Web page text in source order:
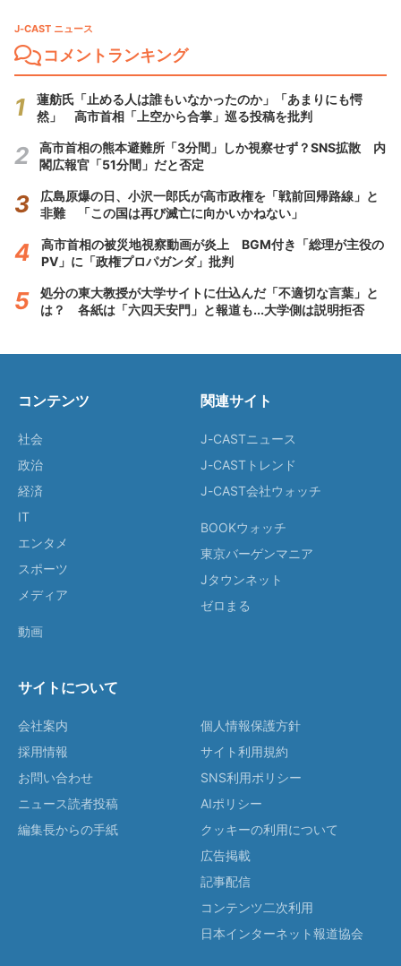
J-CAST ニュース
コメントランキング
蓮舫氏「止める人は誰もいなかったのか」「あまりにも愕
然」 高市首相「上空から合掌」巡る投稿を批判
高市首相の熊本避難所「3分間」しか視察せず？SNS拡散 内
閣広報官「51分間」だと否定
広島原爆の日、小沢一郎氏が高市政権を「戦前回帰路線」と
非難 「この国は再び滅亡に向かいかねない」
高市首相の被災地視察動画が炎上 BGM付き「総理が主役の
PV」に「政権プロパガンダ」批判
処分の東大教授が大学サイトに仕込んだ「不適切な言葉」と
は？ 各紙は「六四天安門」と報道も...大学側は説明拒否
コンテンツ
社会
政治
経済
IT
エンタメ
スポーツ
メディア
動画
関連サイト
J-CASTニュース
J-CASTトレンド
J-CAST会社ウォッチ
BOOKウォッチ
東京バーゲンマニア
Jタウンネット
ゼロまる
サイトについて
会社案内
採用情報
お問い合わせ
ニュース読者投稿
編集長からの手紙
個人情報保護方針
サイト利用規約
SNS利用ポリシー
AIポリシー
クッキーの利用について
広告掲載
記事配信
コンテンツ二次利用
日本インターネット報道協会